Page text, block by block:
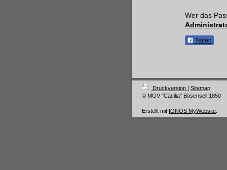
Wer das
Teilen
Druckversion | Sitemap
© MGV "Cäcilia" Bösensell 1850
Erstellt mit IONOS MyWebsite